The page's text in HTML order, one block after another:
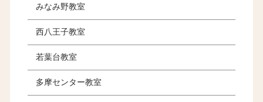
みなみ野教室
西八王子教室
若葉台教室
多摩センター教室